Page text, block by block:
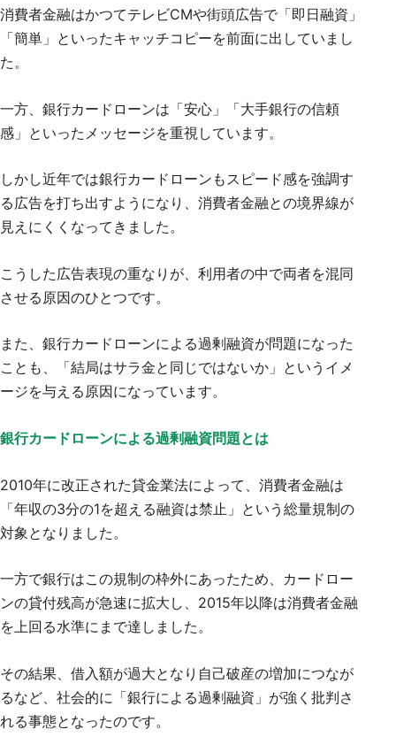
消費者金融はかつてテレビCMや街頭広告で「即日融資」
「簡単」といったキャッチコピーを前面に出していまし
た。
一方、銀行カードローンは「安心」「大手銀行の信頼
感」といったメッセージを重視しています。
しかし近年では銀行カードローンもスピード感を強調す
る広告を打ち出すようになり、消費者金融との境界線が
見えにくくなってきました。
こうした広告表現の重なりが、利用者の中で両者を混同
させる原因のひとつです。
また、銀行カードローンによる過剰融資が問題になった
ことも、「結局はサラ金と同じではないか」というイメ
ージを与える原因になっています。
銀行カードローンによる過剰融資問題とは
2010年に改正された貸金業法によって、消費者金融は
「年収の3分の1を超える融資は禁止」という総量規制の
対象となりました。
一方で銀行はこの規制の枠外にあったため、カードロー
ンの貸付残高が急速に拡大し、2015年以降は消費者金融
を上回る水準にまで達しました。
その結果、借入額が過大となり自己破産の増加につなが
るなど、社会的に「銀行による過剰融資」が強く批判さ
れる事態となったのです。